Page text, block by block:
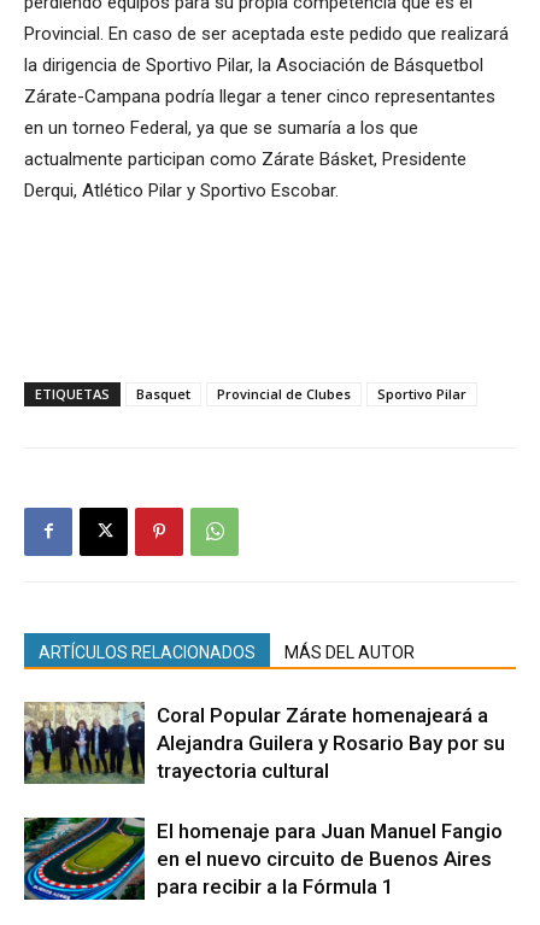
Provincial. En caso de ser aceptada este pedido que realizará
la dirigencia de Sportivo Pilar, la Asociación de Básquetbol
Zárate-Campana podría llegar a tener cinco representantes
en un torneo Federal, ya que se sumaría a los que
actualmente participan como Zárate Básket, Presidente
Derqui, Atlético Pilar y Sportivo Escobar.
ETIQUETAS Basquet Provincial de Clubes Sportivo Pilar
ARTÍCULOS RELACIONADOS MÁS DEL AUTOR
Coral Popular Zárate homenajeará a
Alejandra Guilera y Rosario Bay por su
trayectoria cultural
El homenaje para Juan Manuel Fangio
en el nuevo circuito de Buenos Aires
para recibir a la Fórmula 1